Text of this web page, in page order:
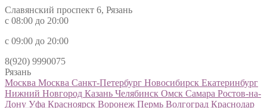
Славянский проспект 6, Рязань
с 08:00 до 20:00
с 09:00 до 20:00
8(920) 9990075
Рязань
Москва Москва Санкт-Петербург Новосибирск Екатеринбург
Нижний Новгород Казань Челябинск Омск Самара Ростов-на-
Дону Уфа Красноярск Воронеж Пермь Волгоград Краснодар